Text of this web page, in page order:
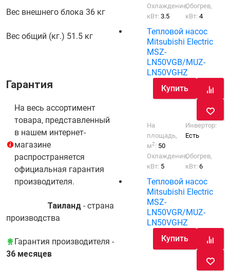
Вес внешнего блока 36 кг
Вес общий (кг.) 51.5 кг
Гарантия
На весь ассортимент
товара, представленный
в нашем интернет-
магазине
распространяется
официальная гарантия
производителя.
Таиланд - cтрана
производства
Гарантия производителя -
36 месяцев
Охлаждение,
кВт:3.5
Обогрев,
кВт:4
Тепловой насос
Mitsubishi Electric
MSZ-
LN50VGB/MUZ-
LN50VGHZ
Купить
На
площадь,
м2: 50
Инвертор:
Есть
Охлаждение,
кВт: 5
Обогрев,
кВт:6
Тепловой насос
Mitsubishi Electric
MSZ-
LN50VGR/MUZ-
LN50VGHZ
Купить